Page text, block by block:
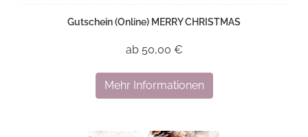
Gutschein (Online) MERRY CHRISTMAS
ab 50,00 €
Mehr Informationen